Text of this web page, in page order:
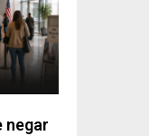
negar